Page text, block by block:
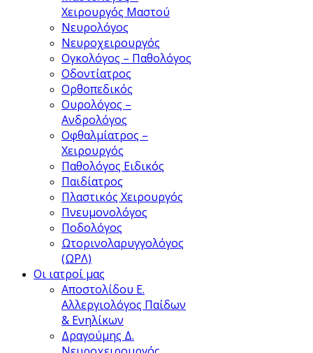
Χειρουργός Μαστού
Νευρολόγος
Νευροχειρουργός
Ογκολόγος – Παθολόγος
Οδοντίατρος
Ορθοπεδικός
Ουρολόγος –
Ανδρολόγος
Οφθαλμίατρος –
Χειρουργός
Παθολόγος Ειδικός
Παιδίατρος
Πλαστικός Χειρουργός
Πνευμονολόγος
Ποδολόγος
Ωτορινολαρυγγολόγος
(ΩΡΛ)
Οι ιατροί μας
Αποστολίδου Ε.
Αλλεργιολόγος Παίδων
& Ενηλίκων
Δραγούμης Δ.